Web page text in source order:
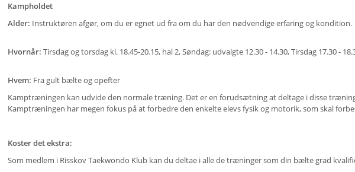
Kampholdet
Alder: Instruktøren afgør, om du er egnet ud fra om du har den nødvendige erfaring og kondition.
Hvornår: Tirsdag og torsdag kl. 18.45-20.15, hal 2, Søndag: udvalgte 12.30 - 14.30, Tirsdag 17.30 -
Hvem: Fra gult bælte og opefter
Kamptræningen kan udvide den normale træning. Det er en forudsætning at deltage i disse
Kamptræningen har megen fokus på at forbedre den enkelte elevs fysik og motorik, som skal
Koster det ekstra:
Som medlem i Risskov Taekwondo Klub kan du deltae i alle de træninger som din bælte grad